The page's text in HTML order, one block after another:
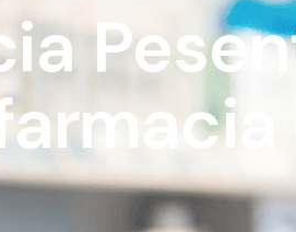
iaPesen
armaci